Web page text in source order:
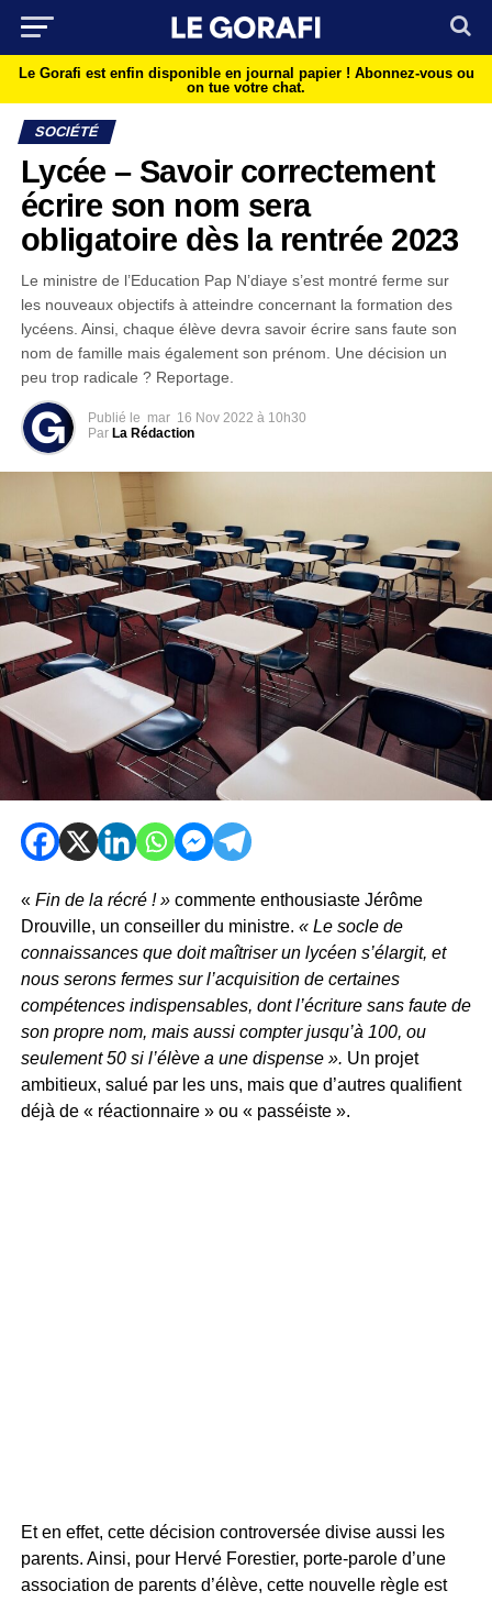
Le Gorafi est enfin disponible en journal papier ! Abonnez-vous ou
on tue votre chat.
SOCIÉTÉ
Lycée – Savoir correctement
écrire son nom sera
obligatoire dès la rentrée 2023
Le ministre de l’Education Pap N’diaye s’est montré ferme sur
les nouveaux objectifs à atteindre concernant la formation des
lycéens. Ainsi, chaque élève devra savoir écrire sans faute son
nom de famille mais également son prénom. Une décision un
peu trop radicale ? Reportage.
Publié le mar 16 Nov 2022 à 10h30
Par La Rédaction
« Fin de la récré ! » commente enthousiaste Jérôme
Drouville, un conseiller du ministre. « Le socle de
connaissances que doit maîtriser un lycéen s’élargit, et
nous serons fermes sur l’acquisition de certaines
compétences indispensables, dont l’écriture sans faute de
son propre nom, mais aussi compter jusqu’à 100, ou
seulement 50 si l’élève a une dispense ». Un projet
ambitieux, salué par les uns, mais que d’autres qualifient
déjà de « réactionnaire » ou « passéiste ».
Et en effet, cette décision controversée divise aussi les
parents. Ainsi, pour Hervé Forestier, porte-parole d’une
association de parents d’élève, cette nouvelle règle est